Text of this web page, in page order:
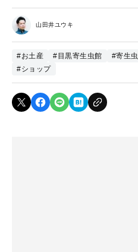
山田井ユウキ
#お土産 #目黒寄生虫館 #寄生虫
#ショップ